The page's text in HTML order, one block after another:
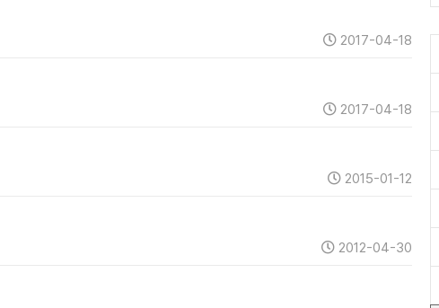
2017-04-18
2017-04-18
2015-01-12
2012-04-30